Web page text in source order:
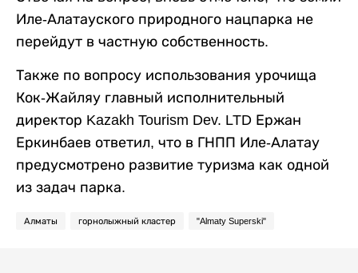
Иле-Алатауского природного нацпарка не
перейдут в частную собственность.
Также по вопросу использования урочища
Кок-Жайляу главный исполнительный
директор Kazakh Tourism Dev. LTD Ержан
Еркинбаев ответил, что в ГНПП Иле-Алатау
предусмотрено развитие туризма как одной
из задач парка.
Алматы горнолыжный кластер "Almaty Superski"